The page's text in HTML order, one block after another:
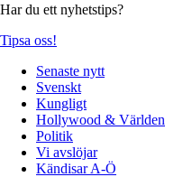
Har du ett nyhetstips?
Tipsa oss!
Senaste nytt
Svenskt
Kungligt
Hollywood & Världen
Politik
Vi avslöjar
Kändisar A-Ö